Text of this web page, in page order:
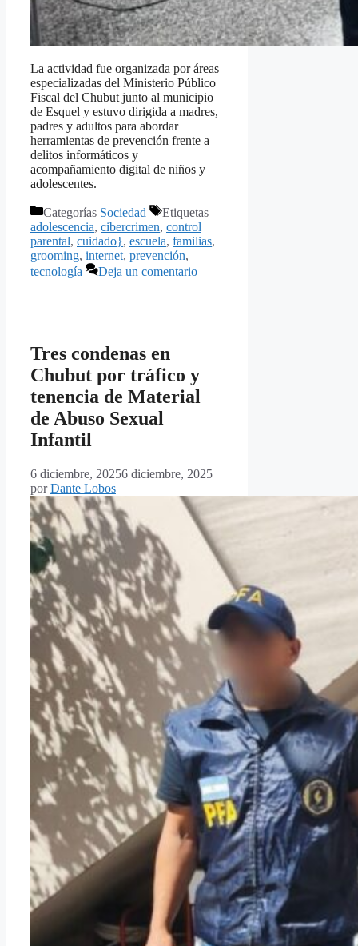
La actividad fue organizada por áreas
especializadas del Ministerio Público
Fiscal del Chubut junto al municipio
de Esquel y estuvo dirigida a madres,
padres y adultos para abordar
herramientas de prevención frente a
delitos informáticos y
acompañamiento digital de niños y
adolescentes.
Categorías Sociedad
Etiquetas
adolescencia, cibercrimen, control
parental, cuidado}, escuela, familias,
grooming, internet, prevención,
tecnología
Deja un comentario
Tres condenas en
Chubut por tráfico y
tenencia de Material
de Abuso Sexual
Infantil
6 diciembre, 20256 diciembre, 2025
porDante Lobos